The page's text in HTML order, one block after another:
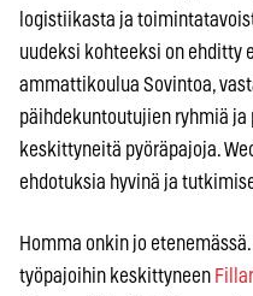
logistiikasta ja
uudeksi kohteeksi on ehditty
ammattikoulua Sovintoa,
päihdekuntoutujien ryhmiä
keskittyneitä pyöräpajoja.
ehdotuksia hyvinä ja
Homma onkin jo
työpajoihin keskittyneen